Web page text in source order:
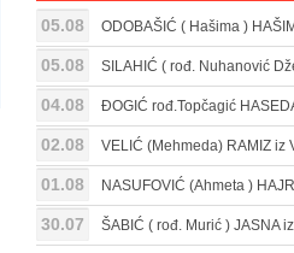
05.08 ODOBAŠIĆ ( Hašima )
05.08 SILAHIĆ ( rođ. Nuhanović
04.08 ĐOGIĆ rođ.Topčagić
02.08 VELIĆ (Mehmeda) RAMIZ iz
01.08 NASUFOVIĆ (Ahmeta )
30.07 ŠABIĆ ( rođ. Murić ) JASNA